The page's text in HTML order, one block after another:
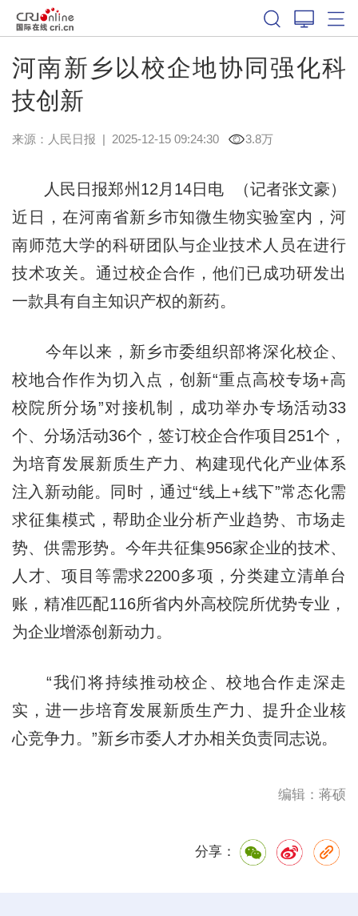
河南新乡以校企地协同强化科
技创新
来源： 人民日报 | 2025-12-15 09:24:30 3.8万
人民日报郑州12月14日电 （记者张文豪）
近日，在河南省新乡市知微生物实验室内，河
南师范大学的科研团队与企业技术人员在进行
技术攻关。通过校企合作，他们已成功研发出
一款具有自主知识产权的新药。
今年以来，新乡市委组织部将深化校企、
校地合作作为切入点，创新“重点高校专场+高
校院所分场”对接机制，成功举办专场活动33
个、分场活动36个，签订校企合作项目251个，
为培育发展新质生产力、构建现代化产业体系
注入新动能。同时，通过“线上+线下”常态化需
求征集模式，帮助企业分析产业趋势、市场走
势、供需形势。今年共征集956家企业的技术、
人才、项目等需求2200多项，分类建立清单台
账，精准匹配116所省内外高校院所优势专业，
为企业增添创新动力。
“我们将持续推动校企、校地合作走深走
实，进一步培育发展新质生产力、提升企业核
心竞争力。”新乡市委人才办相关负责同志说。
编辑：蒋硕
分享：